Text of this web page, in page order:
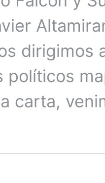
dirigimos
políticos
carta,